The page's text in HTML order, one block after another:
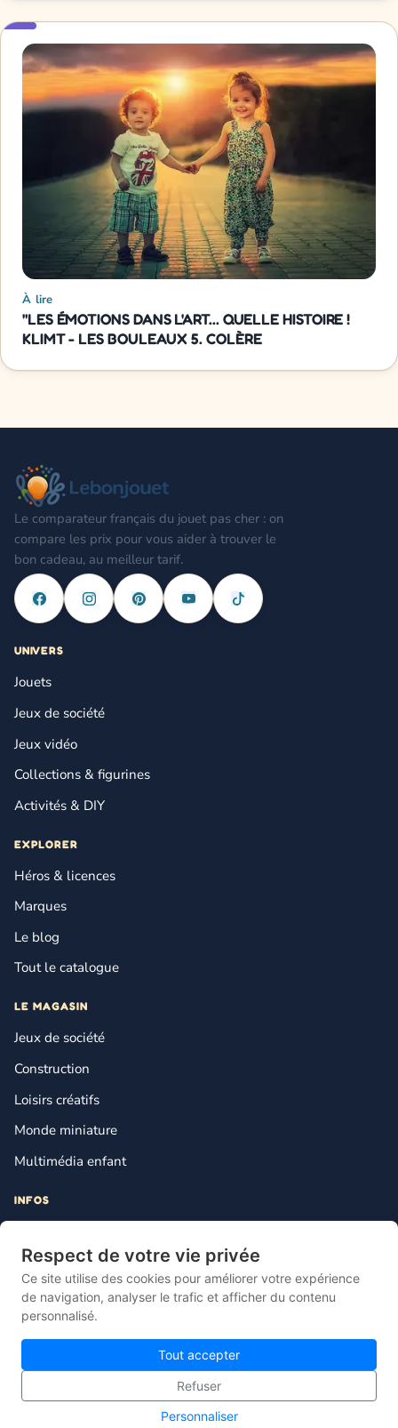
Respect de votre vie privée
Ce site utilise des cookies pour améliorer votre expérience
de navigation, analyser le trafic et afficher du contenu
personnalisé.
Tout accepter
Refuser
Personnaliser
À lire
"LES ÉMOTIONS DANS L'ART... QUELLE HISTOIRE !
KLIMT - LES BOULEAUX 5. COLÈRE
Le comparateur français du jouet pas cher : on
compare les prix pour vous aider à trouver le
bon cadeau, au meilleur tarif.
UNIVERS
Jouets
Jeux de société
Jeux vidéo
Collections & figurines
Activités & DIY
EXPLORER
Héros & licences
Marques
Le blog
Tout le catalogue
LE MAGASIN
Jeux de société
Construction
Loisirs créatifs
Monde miniature
Multimédia enfant
INFOS
Mentions légales
Plan du site
Gestion des cookies
© 2026 Lebonjouet — Le comparateur français du jouet pas cher.